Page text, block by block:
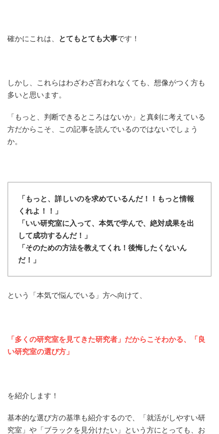
確かにこれは、 とてもとても大事です！
しかし、これらはわざわざ言われなくても、想像がつく方も
多いと思います。
「もっと、判断できるところはないか」と真剣に考えている
方だからこそ、この記事を読んでいるのではないでしょう
か。
「もっと、詳しいのを求めているんだ！！もっと情報
くれよ！！」
「いい研究室に入って、本気で学んで、絶対成果を出
して成功するんだ！」
「そのための方法を教えてくれ！後悔したくないん
だ！」
という「本気で悩んでいる」方へ向けて、
「多くの研究室を見てきた研究者」だからこそわかる、「良
い研究室の選び方」
を紹介します！
基本的な選び方の基準も紹介するので、「就活がしやすい研
究室」や「ブラックを見分けたい」という方にとっても、お